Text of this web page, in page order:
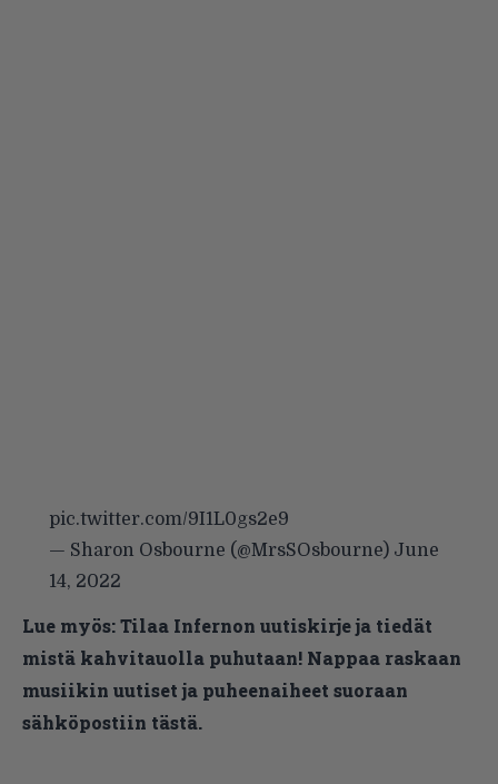
pic.twitter.com/9I1L0gs2e9
— Sharon Osbourne (@MrsSOsbourne) June
14, 2022
Lue myös:Tilaa Infernon uutiskirje ja tiedät
mistä kahvitauolla puhutaan! Nappaa raskaan
musiikin uutiset ja puheenaiheet suoraan
sähköpostiin tästä.